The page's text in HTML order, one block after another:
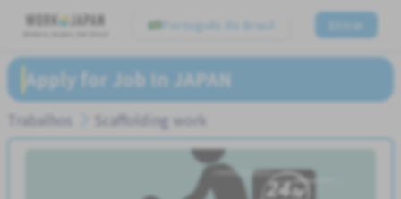
Português do Brasil Entrar
Apply for Job In JAPAN
Trabalhos Scaffolding work